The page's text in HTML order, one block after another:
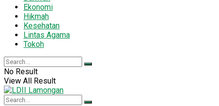
Ekonomi
Hikmah
Kesehatan
Lintas Agama
Tokoh
No Result
View All Result